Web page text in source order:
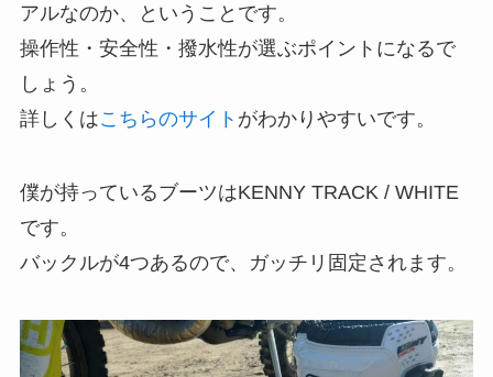
アルなのか、ということです。
操作性・安全性・撥水性が選ぶポイントになるで
しょう。
詳しくはこちらのサイト がわかりやすいです。
僕が持っているブーツはKENNY TRACK / WHITE
です。
バックルが4つあるので、ガッチリ固定されます。